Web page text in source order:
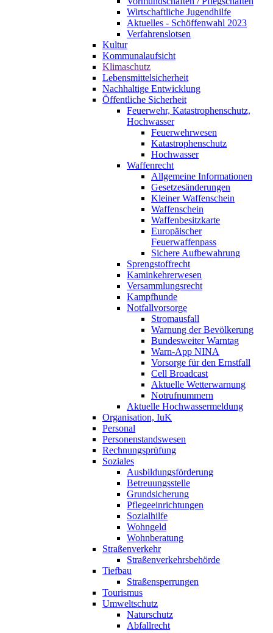
Wirtschaftliche Jugendhilfe
Aktuelles - Schöffenwahl 2023
Verfahrenslotsen
Kultur
Kommunalaufsicht
Klimaschutz
Lebensmittelsicherheit
Nachhaltige Entwicklung
Öffentliche Sicherheit
Feuerwehr, Katastrophenschutz,
Hochwasser
Feuerwehrwesen
Katastrophenschutz
Hochwasser
Waffenrecht
Allgemeine Informationen
Gesetzesänderungen
Kleiner Waffenschein
Waffenschein
Waffenbesitzkarte
Europäischer
Feuerwaffenpass
Sichere Aufbewahrung
Sprengstoffrecht
Kaminkehrerwesen
Versammlungsrecht
Kampfhunde
Notfallvorsorge
Stromausfall
Warnung der Bevölkerung
Bundesweiter Warntag
Warn-App NINA
Vorsorge für den Ernstfall
Cell Broadcast
Aktuelle Wetterwarnung
Notrufnummern
Aktuelle Hochwassermeldung
Organisation, IuK
Personal
Personenstandswesen
Rechnungsprüfung
Soziales
Ausbildungsförderung
Betreuungsstelle
Grundsicherung
Pflegeeinrichtungen
Sozialhilfe
Wohngeld
Wohnberatung
Straßenverkehr
Straßenverkehrsbehörde
Tiefbau
Straßensperrungen
Tourismus
Umweltschutz
Naturschutz
Abfallrecht